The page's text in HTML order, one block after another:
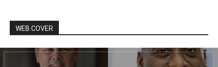
WEB COVER